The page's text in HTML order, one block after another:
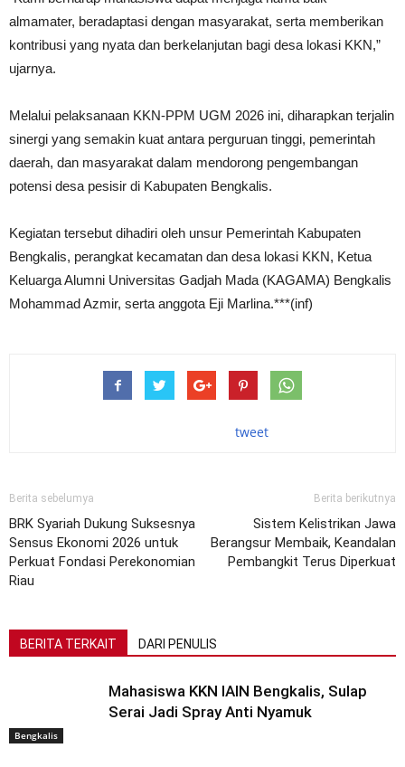
almamater, beradaptasi dengan masyarakat, serta memberikan
kontribusi yang nyata dan berkelanjutan bagi desa lokasi KKN,”
ujarnya.
Melalui pelaksanaan KKN-PPM UGM 2026 ini, diharapkan terjalin
sinergi yang semakin kuat antara perguruan tinggi, pemerintah
daerah, dan masyarakat dalam mendorong pengembangan
potensi desa pesisir di Kabupaten Bengkalis.
Kegiatan tersebut dihadiri oleh unsur Pemerintah Kabupaten
Bengkalis, perangkat kecamatan dan desa lokasi KKN, Ketua
Keluarga Alumni Universitas Gadjah Mada (KAGAMA) Bengkalis
Mohammad Azmir, serta anggota Eji Marlina.***(inf)
tweet
Berita sebelumya
BRK Syariah Dukung Suksesnya
Sensus Ekonomi 2026 untuk
Perkuat Fondasi Perekonomian
Riau
Berita berikutnya
Sistem Kelistrikan Jawa
Berangsur Membaik, Keandalan
Pembangkit Terus Diperkuat
BERITA TERKAIT DARI PENULIS
Bengkalis
Mahasiswa KKN IAIN Bengkalis, Sulap
Serai Jadi Spray Anti Nyamuk